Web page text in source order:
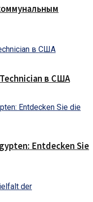
в США
Entdecken Sie